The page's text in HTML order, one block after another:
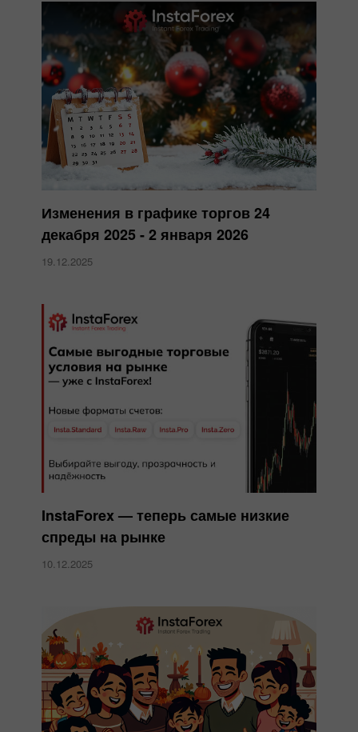
Изменения в графике торгов 24
декабря 2025 - 2 января 2026
19.12.2025
InstaForex — теперь самые низкие
спреды на рынке
10.12.2025